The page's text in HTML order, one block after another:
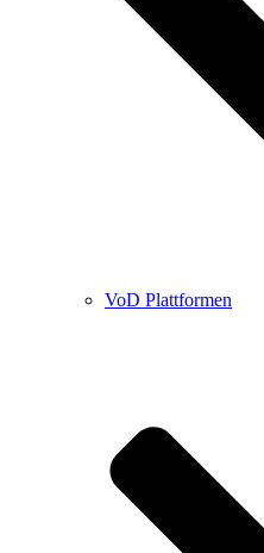
VoD Plattformen